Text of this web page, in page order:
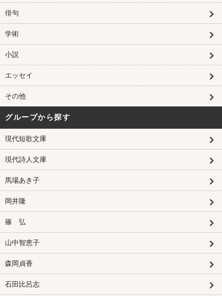
俳句
学術
小説
エッセイ
その他
グループから探す
現代短歌文庫
現代詩人文庫
馬場あき子
岡井隆
篠 弘
山中智恵子
森岡貞香
石田比呂志